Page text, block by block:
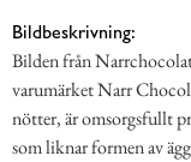
Bildbeskrivning:
Bilden från
varumärket Narr
nötter, är omsorgsfullt
som liknar formen av